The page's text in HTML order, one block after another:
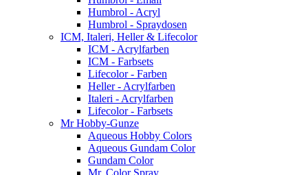
Humbrol - Acryl
Humbrol - Spraydosen
ICM, Italeri, Heller & Lifecolor
ICM - Acrylfarben
ICM - Farbsets
Lifecolor - Farben
Heller - Acrylfarben
Italeri - Acrylfarben
Lifecolor - Farbsets
Mr Hobby-Gunze
Aqueous Hobby Colors
Aqueous Gundam Color
Gundam Color
Mr. Color Spray